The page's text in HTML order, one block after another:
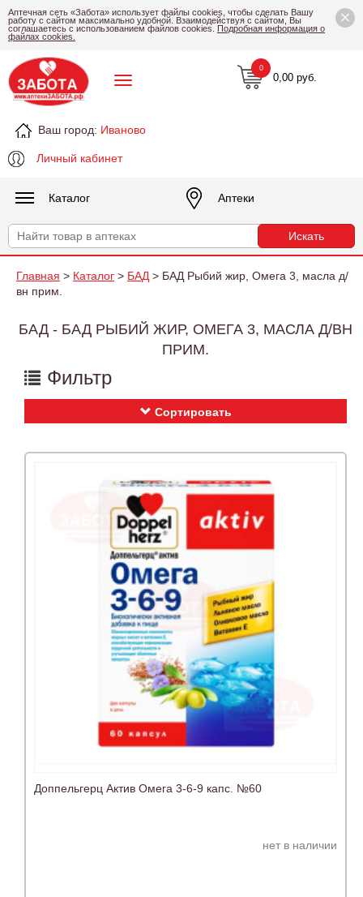
×
Аптечная сеть «Забота» использует файлы cookies, чтобы сделать Вашу
работу с сайтом максимально удобной. Взаимодействуя с сайтом, Вы
соглашаетесь с использованием файлов cookies. Подробная информация о
файлах cookies.
Ваш город: Иваново
Личный кабинет
0,00 руб.
0
Каталог Аптеки
Главная > Каталог > БАД > БАД Рыбий жир, Омега 3, масла д/
вн прим.
БАД - БАД РЫБИЙ ЖИР, ОМЕГА 3, МАСЛА Д/ВН
ПРИМ.
Фильтр
Сортировать
Доппельгерц Актив Омега 3-6-9 капс. №60
нет в наличии